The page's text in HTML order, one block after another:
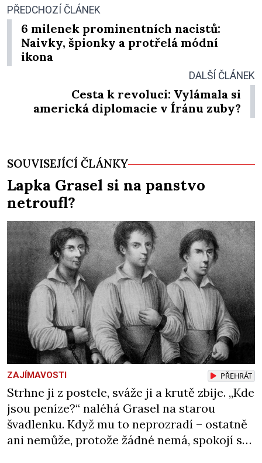
PŘEDCHOZÍ ČLÁNEK
6 milenek prominentních nacistů:
Naivky, špionky a protřelá módní
ikona
DALŠÍ ČLÁNEK
Cesta k revoluci: Vylámala si
americká diplomacie v Íránu zuby?
SOUVISEJÍCÍ ČLÁNKY
Lapka Grasel si na panstvo
netroufl?
ZAJÍMAVOSTI PŘEHRÁT
Strhne ji z postele, sváže ji a krutě zbije. „Kde
jsou peníze?“ naléhá Grasel na starou
švadlenku. Když mu to neprozradí – ostatně
ani nemůže, protože žádné nemá, spokojí se